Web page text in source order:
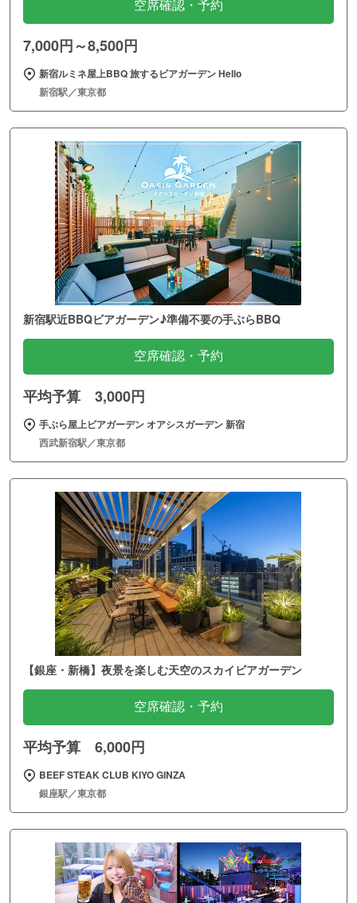
空席確認・予約
7,000円～8,500円
新宿ルミネ屋上BBQ 旅するビアガーデン Hello
新宿駅／東京都
新宿駅近BBQビアガーデン♪準備不要の手ぶらBBQ
空席確認・予約
平均予算 3,000円
手ぶら屋上ビアガーデン オアシスガーデン 新宿
西武新宿駅／東京都
【銀座・新橋】夜景を楽しむ天空のスカイビアガーデン
空席確認・予約
平均予算 6,000円
BEEF STEAK CLUB KIYO GINZA
銀座駅／東京都